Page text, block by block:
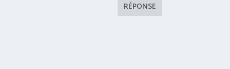
RÉPONSE